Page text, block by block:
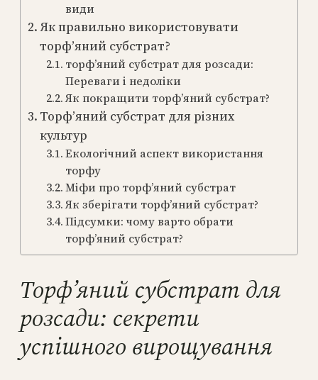
види
Як правильно використовувати
торф’яний субстрат?
торф’яний субстрат для розсади:
Переваги і недоліки
Як покращити торф’яний субстрат?
Торф’яний субстрат для різних
культур
Екологічний аспект використання
торфу
Міфи про торф’яний субстрат
Як зберігати торф’яний субстрат?
Підсумки: чому варто обрати
торф’яний субстрат?
Торф’яний субстрат для
розсади: секрети
успішного вирощування